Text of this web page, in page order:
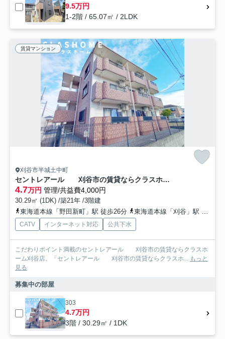
9.5万円
1-2階 / 65.07㎡ / 2LDK
賃貸マンション
刈谷市半城土中町
セントレアール 刈谷市の賃貸ならクラスホーム刈谷店
4.7万円 管理/共益費4,000円
30.29㎡ (1DK) /築21年 /3階建
東海道本線「野田新町」駅 徒歩26分
東海道本線「刈谷」駅 徒歩29分
CATV インターネット対応 公共下水
こだわりポイント満載のセントレアール 刈谷市の賃貸ならクラスホ
ーム刈谷店。「セントレアール 刈谷市の賃貸ならクラスホ... もっと
見る
募集中の部屋
303
4.7万円
3階 / 30.29㎡ / 1DK